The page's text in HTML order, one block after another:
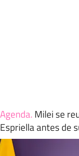
Agenda. Milei se
Espriella antes de